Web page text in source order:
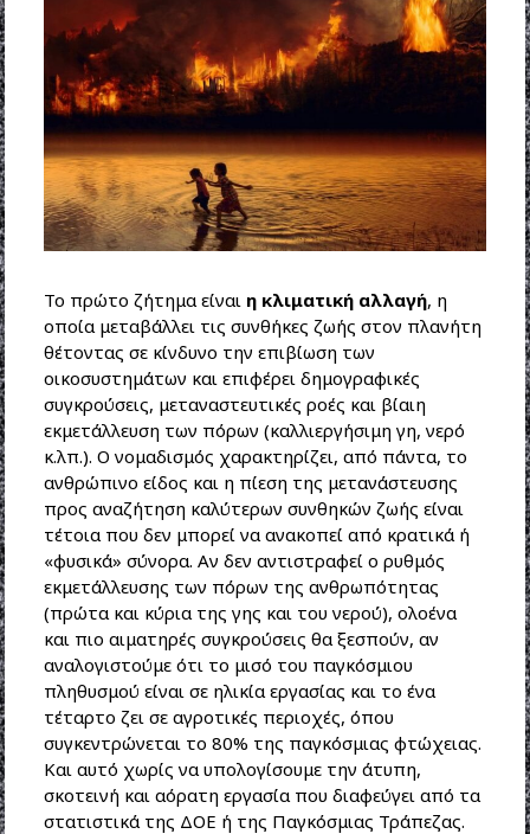
Το πρώτο ζήτημα είναι η κλιματική αλλαγή, η
οποία μεταβάλλει τις συνθήκες ζωής στον πλανήτη
θέτοντας σε κίνδυνο την επιβίωση των
οικοσυστημάτων και επιφέρει δημογραφικές
συγκρούσεις, μεταναστευτικές ροές και βίαιη
εκμετάλλευση των πόρων (καλλιεργήσιμη γη, νερό
κ.λπ.). Ο νομαδισμός χαρακτηρίζει, από πάντα, το
ανθρώπινο είδος και η πίεση της μετανάστευσης
προς αναζήτηση καλύτερων συνθηκών ζωής είναι
τέτοια που δεν μπορεί να ανακοπεί από κρατικά ή
«φυσικά» σύνορα. Αν δεν αντιστραφεί ο ρυθμός
εκμετάλλευσης των πόρων της ανθρωπότητας
(πρώτα και κύρια της γης και του νερού), ολοένα
και πιο αιματηρές συγκρούσεις θα ξεσπούν, αν
αναλογιστούμε ότι το μισό του παγκόσμιου
πληθυσμού είναι σε ηλικία εργασίας και το ένα
τέταρτο ζει σε αγροτικές περιοχές, όπου
συγκεντρώνεται το 80% της παγκόσμιας φτώχειας.
Και αυτό χωρίς να υπολογίσουμε την άτυπη,
σκοτεινή και αόρατη εργασία που διαφεύγει από τα
στατιστικά της ΔΟΕ ή της Παγκόσμιας Τράπεζας.